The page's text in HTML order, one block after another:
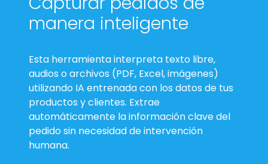
manera inteligente
Esta herramienta interpreta texto libre,
audios o archivos (PDF, Excel, imágenes)
utilizando IA entrenada con los datos de tus
productos y clientes. Extrae
automáticamente la información clave del
pedido sin necesidad de intervención
humana.